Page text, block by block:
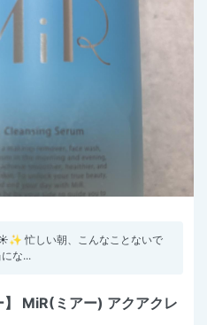
忙しい朝、こんなことないで
な...
】 MiR(ミアー) アクアクレ